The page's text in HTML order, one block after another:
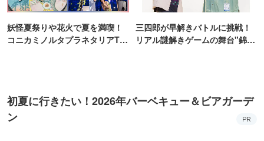
妖怪夏祭りや花火で夏を満喫！
コニカミノルタプラネタリアTO
三四郎が早解きバトルに挑戦！
リアル謎解きゲームの舞台"錦糸
初夏に行きたい！2026年バーベキュー＆ビアガーデ
ン
PR